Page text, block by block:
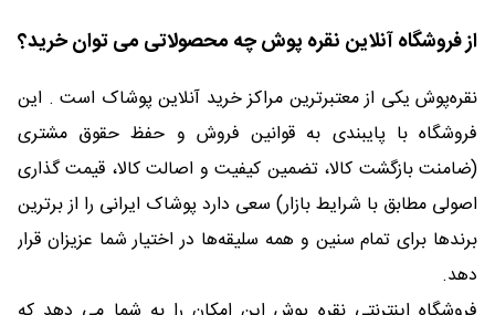
از فروشگاه آنلاین نقره پوش چه محصولاتی می توان خرید؟
نقره‌پوش یکی از معتبرترین مراکز خرید آنلاین پوشاک است . این
فروشگاه با پایبندی به قوانین فروش و حفظ حقوق مشتری
(ضامنت بازگشت کالا، تضمین کیفیت و اصالت کالا، قیمت گذاری
اصولی مطابق با شرایط بازار) سعی دارد پوشاک ایرانی را از برترین
برندها برای تمام سنین و همه سلیقه‌ها در اختیار شما عزیزان قرار
دهد.